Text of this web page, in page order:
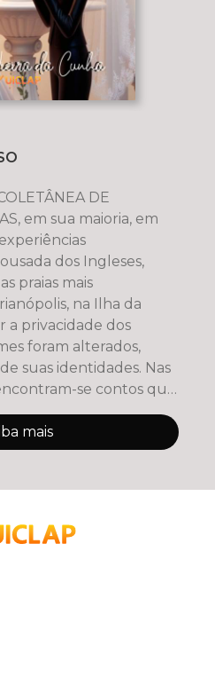
DE
em sua maioria, em
dos Ingleses,
praias mais
na Ilha da
a privacidade dos
foram alterados,
suas identidades. Nas
se contos que
mais